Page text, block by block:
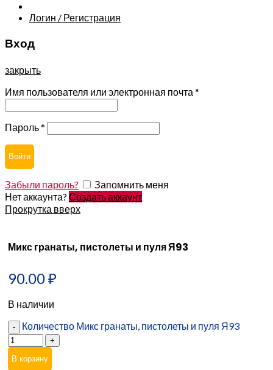
Логин / Регистрация
Вход
закрыть
Имя пользователя или электронная почта *
Пароль*
Войти
Забыли пароль?
Запомнить меня
Нет аккаунта? Создать аккаунт
Прокрутка вверх
Микс гранаты, пистолеты и пуля Я93
90.00₽
В наличии
Количество Микс гранаты, пистолеты и пуля Я93
В корзину